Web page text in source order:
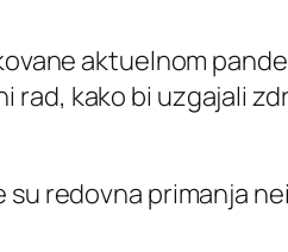
aktuelnom
kako bi uzgajali
redovna primanja